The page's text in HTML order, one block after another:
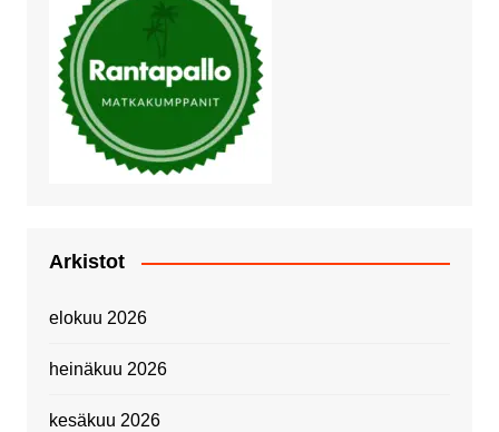
Arkistot
elokuu 2026
heinäkuu 2026
kesäkuu 2026